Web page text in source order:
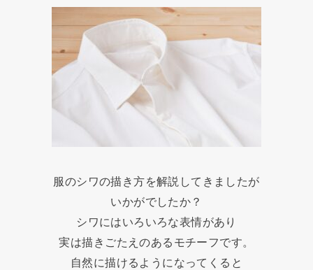
服のシワの描き方を解説してきましたが
いかがでしたか？
シワにはいろいろな表情があり
実は描きごたえのあるモチーフです。
自然に描けるようになってくると